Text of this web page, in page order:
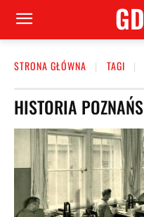
STRONA GŁÓWNA TAGI
HISTORIA